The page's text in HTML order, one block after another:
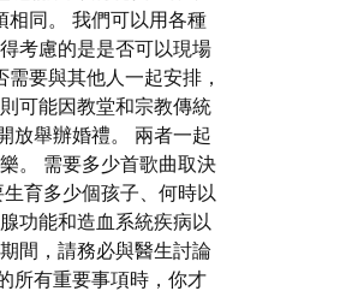
相同。 我們可以用各種
考慮的是是否可以現場
要與其他人一起安排，
可能因教堂和宗教傳統
放舉辦婚禮。 兩者一起
。 需要多少首歌曲取決
育多少個孩子、何時以
功能和造血系統疾病以
間，請務必與醫生討論
所有重要事項時，你才